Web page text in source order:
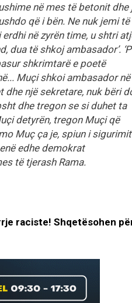
në mes të betonit dhe
që i bën. Ne nuk jemi të
në zyrën time, u shtri
dua të shkoj ambasador’.
shkrimtarë e poetë
Muçi shkoi ambasador në
dhe një sekretare, nuk bëri
dhe tregon se si duhet ta
detyrën, tregon Muçi që
Muç ça je, spiun i sigurimit
edhe demokrat
të tjerash Rama.
raciste! Shqetësohen